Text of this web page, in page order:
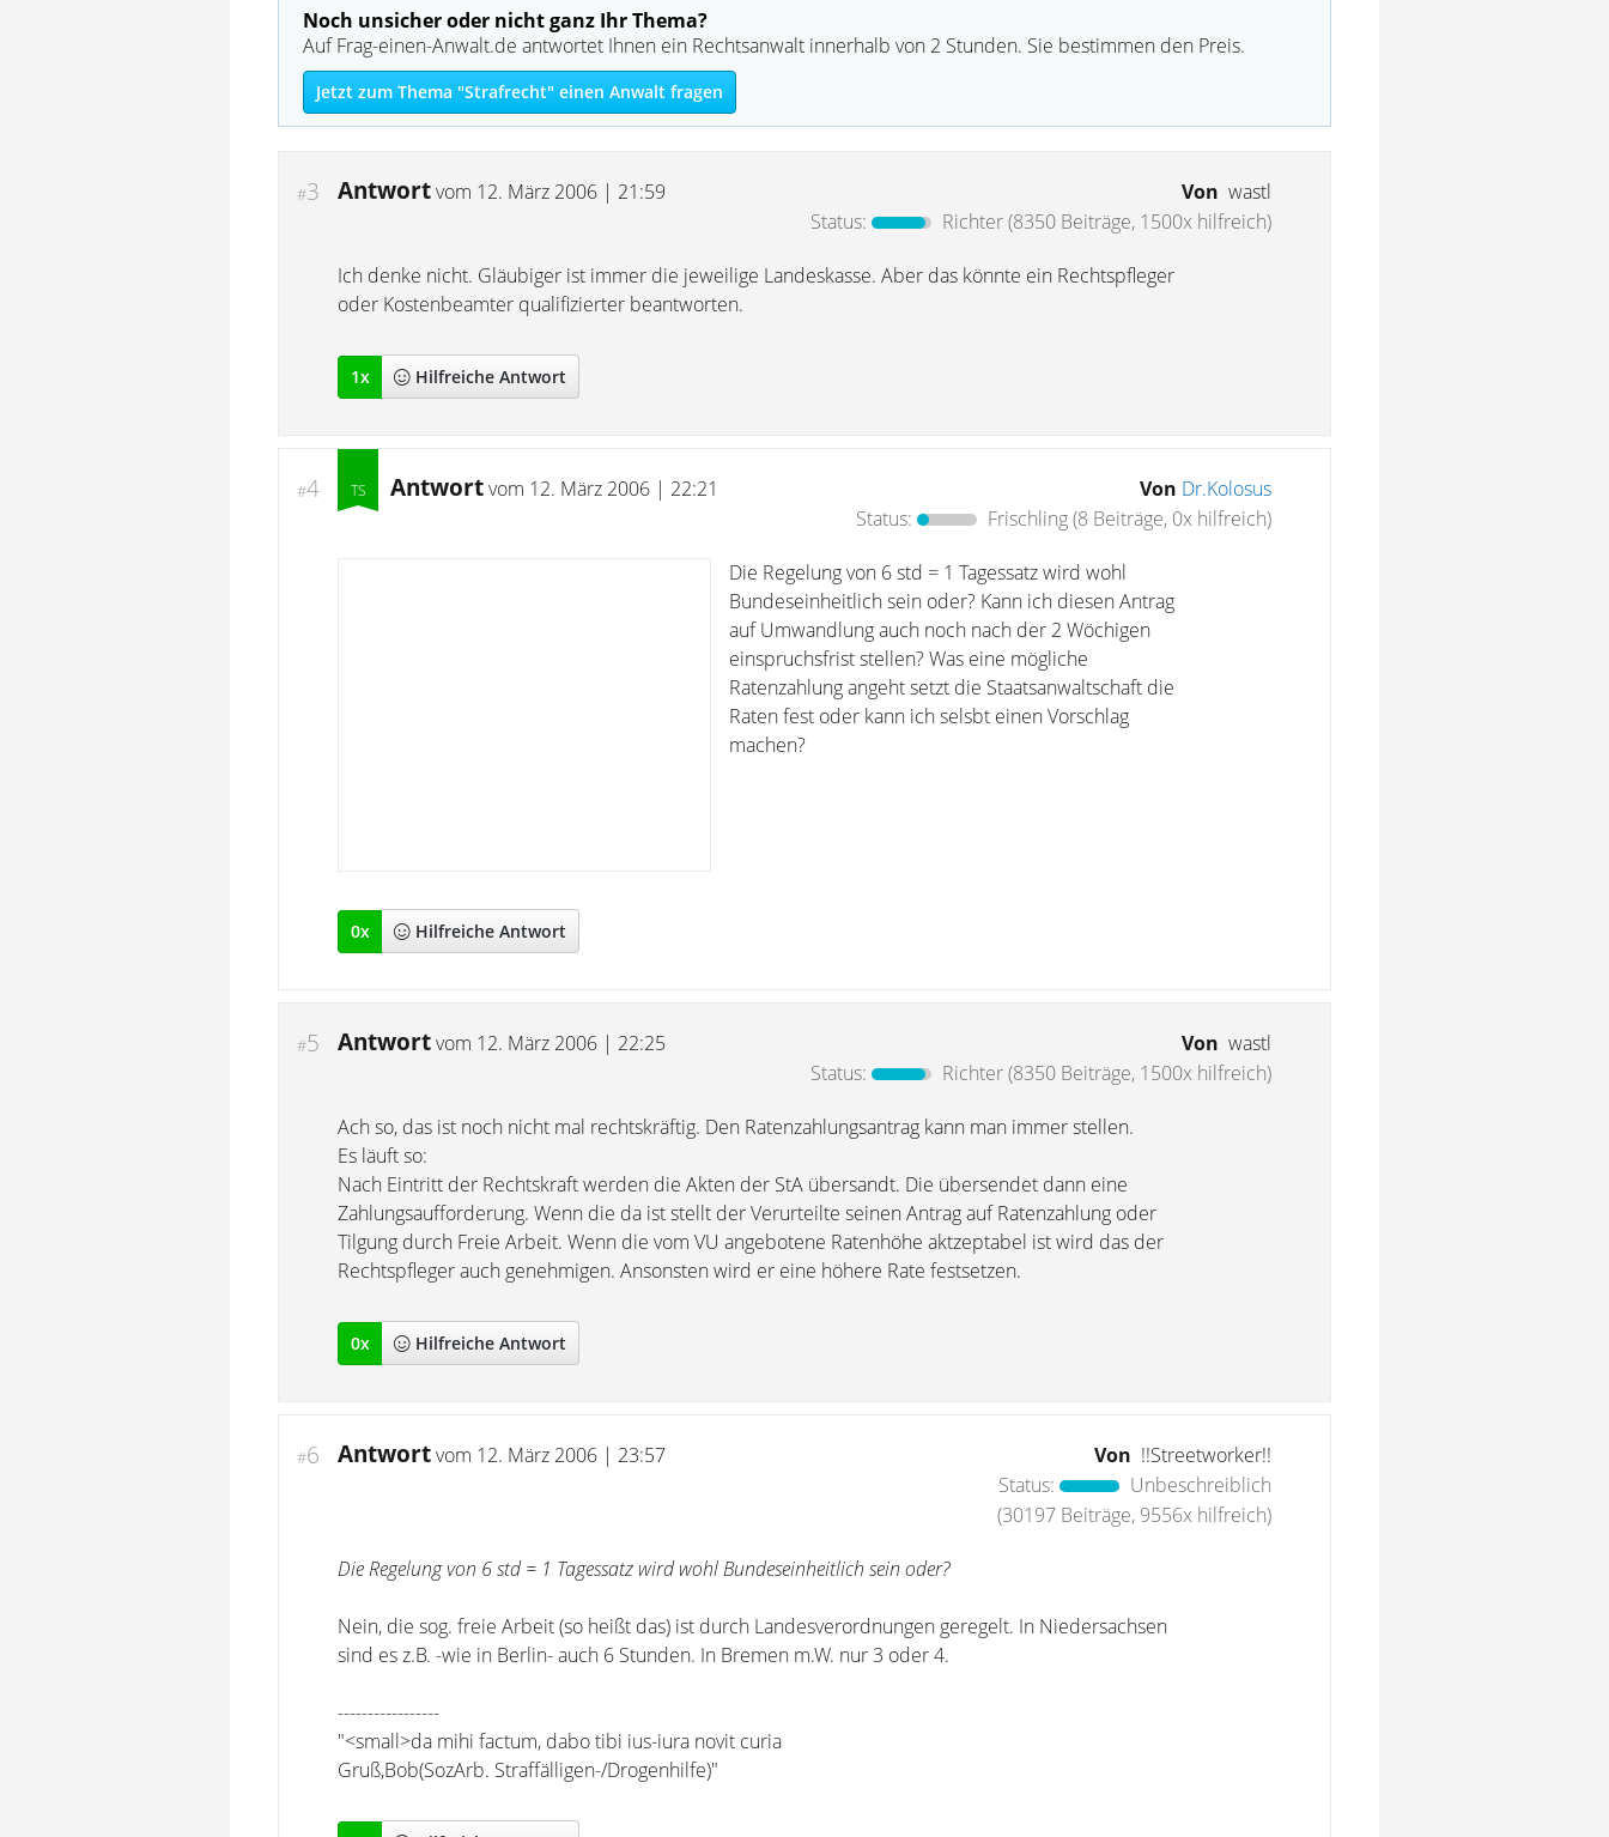
Noch unsicher oder nicht ganz Ihr Thema?
Auf Frag-einen-Anwalt.de antwortet Ihnen ein Rechtsanwalt innerhalb von 2 Stunden. Sie bestimmen den Preis.
Jetzt zum Thema "Strafrecht" einen Anwalt fragen
#3 Antwortvom 12. März 2006 | 21:59 Von wastl
Status:
Richter(8350 Beiträge, 1500x hilfreich)
Ich denke nicht. Gläubiger ist immer die jeweilige Landeskasse. Aber das könnte ein Rechtspfleger
oder Kostenbeamter qualifizierter beantworten.
1x Hilfreiche Antwort
#4 Antwortvom 12. März 2006 | 22:21 Von Dr.Kolosus
Status:
Frischling(8 Beiträge, 0x hilfreich)
Die Regelung von 6 std = 1 Tagessatz wird wohl
Bundeseinheitlich sein oder? Kann ich diesen Antrag
auf Umwandlung auch noch nach der 2 Wöchigen
einspruchsfrist stellen? Was eine mögliche
Ratenzahlung angeht setzt die Staatsanwaltschaft die
Raten fest oder kann ich selsbt einen Vorschlag
machen?
0x Hilfreiche Antwort
#5 Antwortvom 12. März 2006 | 22:25 Von wastl
Status:
Richter(8350 Beiträge, 1500x hilfreich)
Ach so, das ist noch nicht mal rechtskräftig. Den Ratenzahlungsantrag kann man immer stellen.
Es läuft so:
Nach Eintritt der Rechtskraft werden die Akten der StA übersandt. Die übersendet dann eine
Zahlungsaufforderung. Wenn die da ist stellt der Verurteilte seinen Antrag auf Ratenzahlung oder
Tilgung durch Freie Arbeit. Wenn die vom VU angebotene Ratenhöhe aktzeptabel ist wird das der
Rechtspfleger auch genehmigen. Ansonsten wird er eine höhere Rate festsetzen.
0x Hilfreiche Antwort
#6 Antwortvom 12. März 2006 | 23:57 Von !!Streetworker!!
Status:
Unbeschreiblich
(30197 Beiträge, 9556x hilfreich)
Die Regelung von 6 std = 1 Tagessatz wird wohl Bundeseinheitlich sein oder?
Nein, die sog. freie Arbeit (so heißt das) ist durch Landesverordnungen geregelt. In Niedersachsen
sind es z.B. -wie in Berlin- auch 6 Stunden. In Bremen m.W. nur 3 oder 4.
-----------------
"<small>da mihi factum, dabo tibi ius-iura novit curia
Gruß,Bob(SozArb. Straffälligen-/Drogenhilfe)"